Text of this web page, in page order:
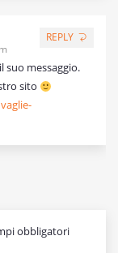
REPLY
suo messaggio.
sito
obbligatori